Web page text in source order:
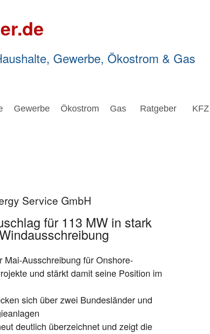
Gewerbe, Ökostrom & Gas
Gewerbe Ökostrom Gas Ratgeber KFZ
Service GmbH
für 113 MW in stark
Mai-Ausschreibung für Onshore-
und stärkt damit seine Position im
sich über zwei Bundesländer und
deutlich überzeichnet und zeigt die